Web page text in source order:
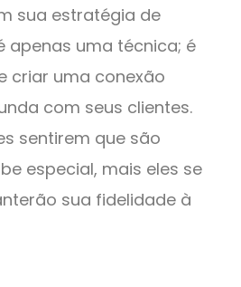
sua estratégia de
apenas uma técnica; é
criar uma conexão
com seus clientes.
sentirem que são
especial, mais eles se
sua fidelidade à